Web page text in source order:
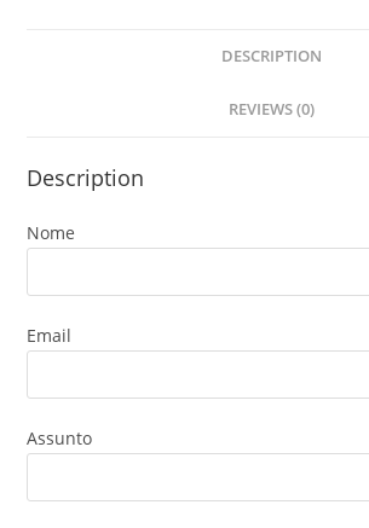
DESCRIPTION
REVIEWS (0)
Description
Nome
Email
Assunto